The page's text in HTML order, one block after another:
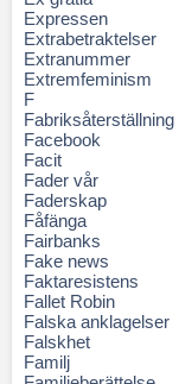
Expressen
Extrabetraktelser
Extranummer
Extremfeminism
F
Fabriksåterställning
Facebook
Facit
Fader vår
Faderskap
Fåfänga
Fairbanks
Fake news
Faktaresistens
Fallet Robin
Falska anklagelser
Falskhet
Familj